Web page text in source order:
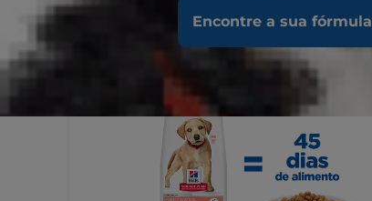
Encontre a sua fórmula